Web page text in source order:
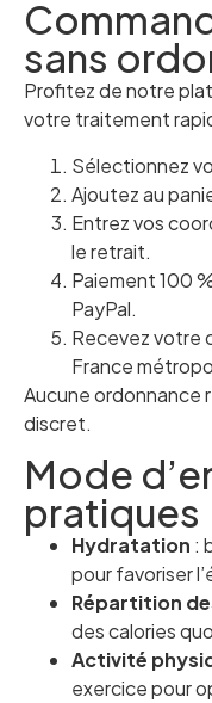
sans
Profitez de notre
votre traitement
Sélectionnez
Ajoutez au
Entrez vos
le retrait.
Paiement 100
PayPal.
Recevez votre
France
Aucune ordonnance
discret.
Mode
pratiques
Hydratation :
pour favoriser
Répartition
des calories
Activité
exercice pour